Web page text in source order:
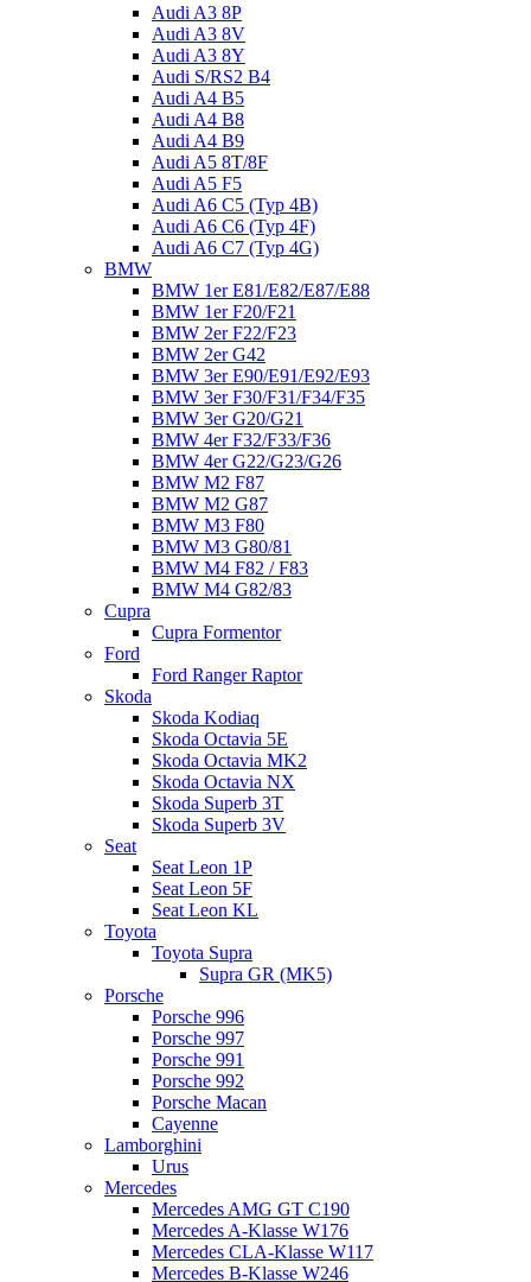
Audi A3 8P
Audi A3 8V
Audi A3 8Y
Audi S/RS2 B4
Audi A4 B5
Audi A4 B8
Audi A4 B9
Audi A5 8T/8F
Audi A5 F5
Audi A6 C5 (Typ 4B)
Audi A6 C6 (Typ 4F)
Audi A6 C7 (Typ 4G)
BMW
BMW 1er E81/E82/E87/E88
BMW 1er F20/F21
BMW 2er F22/F23
BMW 2er G42
BMW 3er E90/E91/E92/E93
BMW 3er F30/F31/F34/F35
BMW 3er G20/G21
BMW 4er F32/F33/F36
BMW 4er G22/G23/G26
BMW M2 F87
BMW M2 G87
BMW M3 F80
BMW M3 G80/81
BMW M4 F82 / F83
BMW M4 G82/83
Cupra
Cupra Formentor
Ford
Ford Ranger Raptor
Skoda
Skoda Kodiaq
Skoda Octavia 5E
Skoda Octavia MK2
Skoda Octavia NX
Skoda Superb 3T
Skoda Superb 3V
Seat
Seat Leon 1P
Seat Leon 5F
Seat Leon KL
Toyota
Toyota Supra
Supra GR (MK5)
Porsche
Porsche 996
Porsche 997
Porsche 991
Porsche 992
Porsche Macan
Cayenne
Lamborghini
Urus
Mercedes
Mercedes AMG GT C190
Mercedes A-Klasse W176
Mercedes CLA-Klasse W117
Mercedes B-Klasse W246